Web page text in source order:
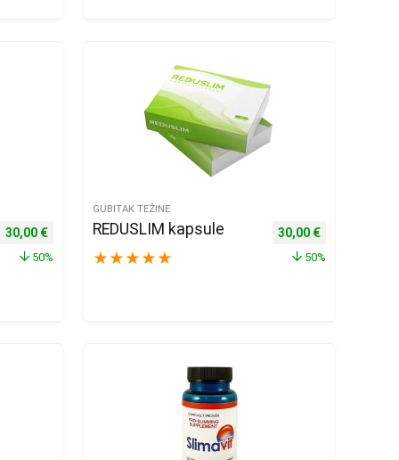
Izvorna cijena bila je: 60,00 €.
30,00 €Trenutna cijena je: 30,00 €.
50%
GUBITAK TEŽINE
REDUSLIM kapsule
★ ★ ★ ★ ★
Izvorna cijena bila
30,00 €Trenutna
50%